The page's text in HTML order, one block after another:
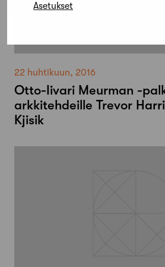
Asetukset
22 huhtikuun, 2016
Otto-Iivari Meurman -
arkkitehdeille Trevor
Kjisik